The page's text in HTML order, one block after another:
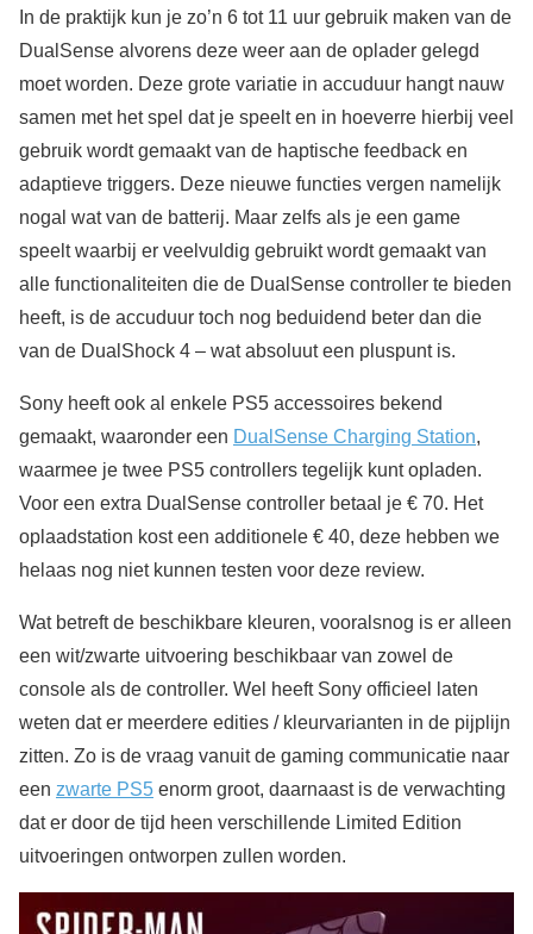
In de praktijk kun je zo’n 6 tot 11 uur gebruik maken van de
DualSense alvorens deze weer aan de oplader gelegd
moet worden. Deze grote variatie in accuduur hangt nauw
samen met het spel dat je speelt en in hoeverre hierbij veel
gebruik wordt gemaakt van de haptische feedback en
adaptieve triggers. Deze nieuwe functies vergen namelijk
nogal wat van de batterij. Maar zelfs als je een game
speelt waarbij er veelvuldig gebruikt wordt gemaakt van
alle functionaliteiten die de DualSense controller te bieden
heeft, is de accuduur toch nog beduidend beter dan die
van de DualShock 4 – wat absoluut een pluspunt is.
Sony heeft ook al enkele PS5 accessoires bekend
gemaakt, waaronder een DualSense Charging Station,
waarmee je twee PS5 controllers tegelijk kunt opladen.
Voor een extra DualSense controller betaal je € 70. Het
oplaadstation kost een additionele € 40, deze hebben we
helaas nog niet kunnen testen voor deze review.
Wat betreft de beschikbare kleuren, vooralsnog is er alleen
een wit/zwarte uitvoering beschikbaar van zowel de
console als de controller. Wel heeft Sony officieel laten
weten dat er meerdere edities / kleurvarianten in de pijplijn
zitten. Zo is de vraag vanuit de gaming communicatie naar
een zwarte PS5 enorm groot, daarnaast is de verwachting
dat er door de tijd heen verschillende Limited Edition
uitvoeringen ontworpen zullen worden.